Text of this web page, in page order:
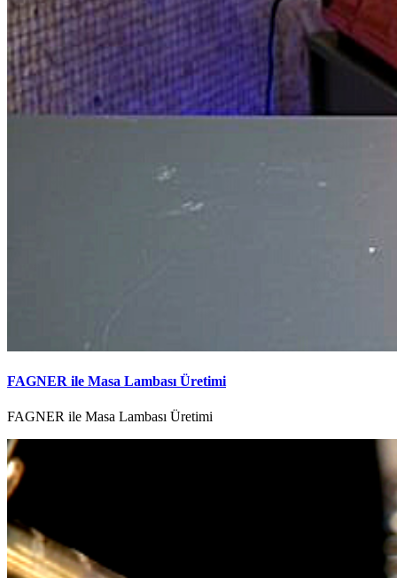
FAGNER ile Masa Lambası Üretimi
FAGNER ile Masa Lambası Üretimi